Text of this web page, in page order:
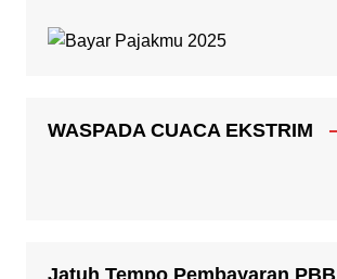
WASPADA CUACA EKSTRIM
Jatuh Tempo Pembayaran PBB